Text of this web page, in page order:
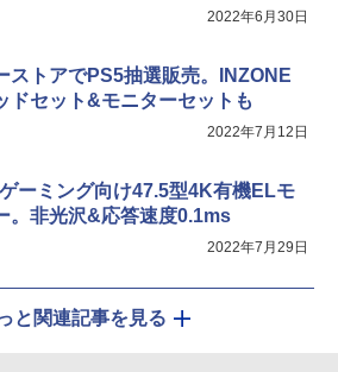
2022年6月30日
ストアでPS5抽選販売。INZONE
ドセット&モニターセットも
2022年7月12日
ーミング向け47.5型4K有機ELモ
。非光沢&応答速度0.1ms
2022年7月29日
と関連記事を見る